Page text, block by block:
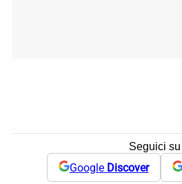
Seguici su
Google Discover